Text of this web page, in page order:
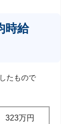
時給
たもので
323万円